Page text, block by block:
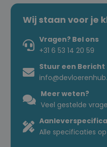
Wij staan voor je
Vragen? Bel ons
+31 6 53 14 20 59
Stuur een Bericht
Meer weten?
Veel gestelde
Alle specificaties